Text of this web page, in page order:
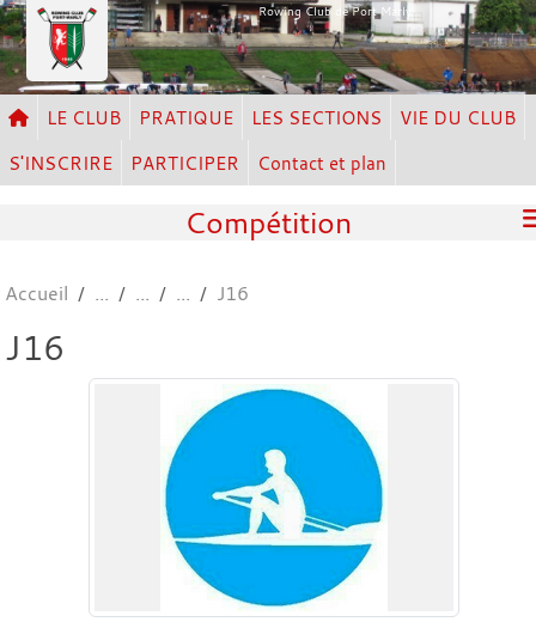
Rowing Club de Port Marly
LE CLUB PRATIQUE LES SECTIONS
VIE DU CLUB
S'INSCRIRE
PARTICIPER Contact et plan
Compétition
Accueil J16
J16
Panneau de gestion des cookies